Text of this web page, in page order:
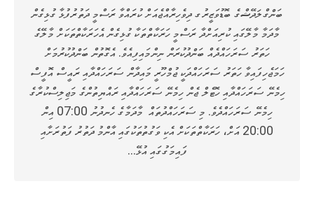
ބަންގްލަދޭޝްގެ ބޮޑުވަޒީރުގ ދިވެހިރާއްޖެއަށް ކުރައްވާ ރަސްމީ ދަތުރުފުޅާ ގުޅިގެން
މާދަމާ މާލޭގައި ކުރިއަށްދާ ރަސްމީ ހަރަކާތްތަކާ ގުޅިގެން އެހަރަކާތްތަކަށް މާލޭގެ
ހަތަރު ސަރަހައްދެއް ބަންދުކުރަން ނިންމައިފިއެވެ. އެގޮތުން ބަންދުކުރުމަށް
ހަމަޖެހިފައިވާ ހަތަރު ސަރަހައްދަކީ ޖުމްހޫރީ މައިދާން ސަރަހައްދާއި ރައީސް އޮފީސް
ހިމެނޭ ސަރަހައްދާއި ހޮޓެލް ޖެން ހިމެނޭ ސަރަހައްދާއި ރައްޔިތުންގެ މަޖިލިސްކުރާގެ
ހިމެނޭ ސަރަހައްދެވެ. މި ސަރަހައްދުތައް މާދަމާގެ ހެނދުނު 07:00 އިން
20:00 އަށް، ހަރަކާތްތަކަށް އެކި ވަގުތުތަކުގައި އާންމު ދަތުރު ފަތުރަށާއި
ފައިމަގުގައި އުޅޭ…